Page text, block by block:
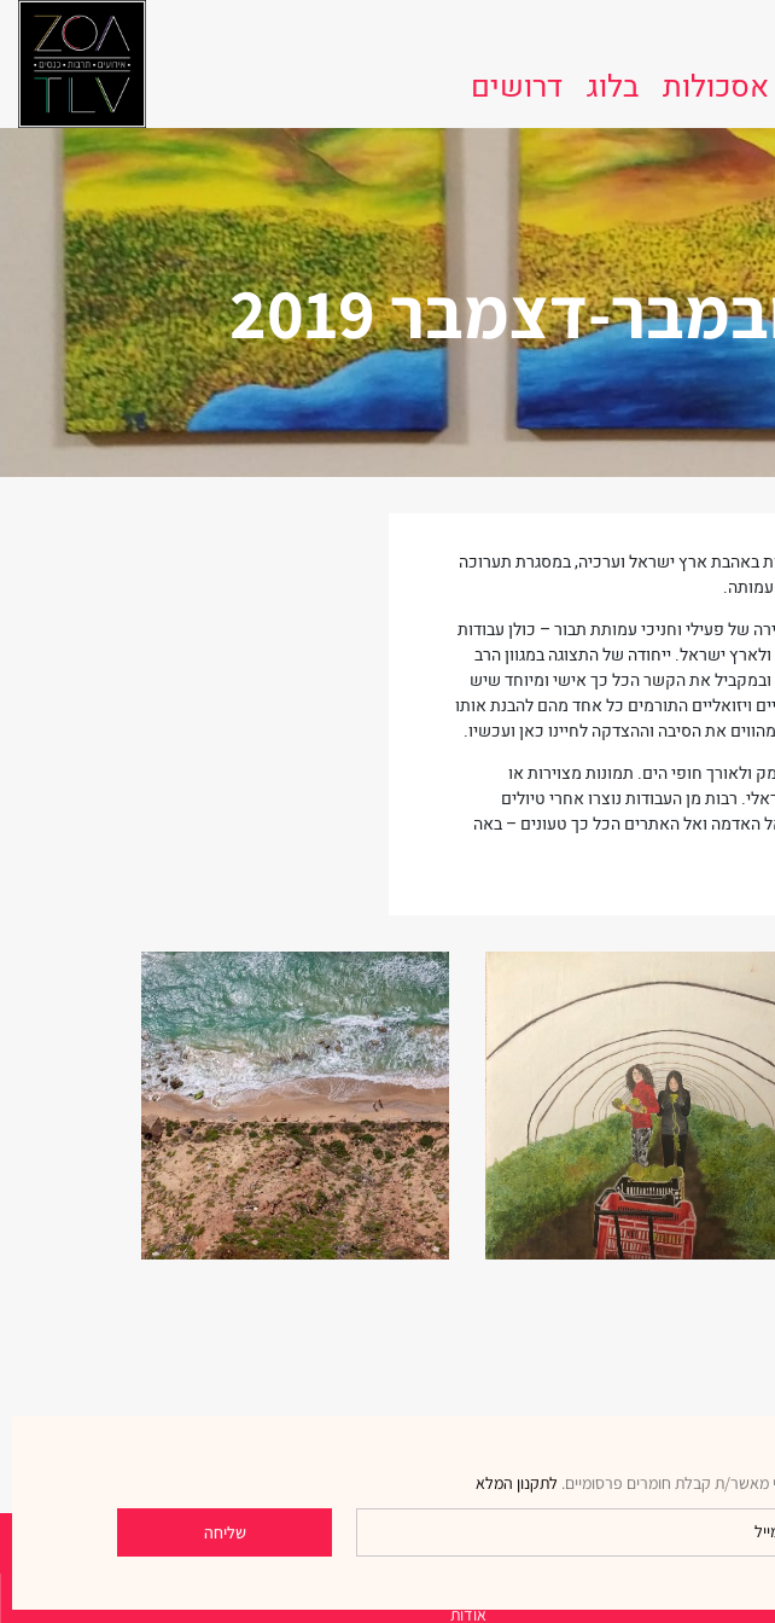
אסכולות בלוג דרושים
דצמבר 2019
באהבת ארץ ישראל וערכיה, במסגרת תערוכה
של פעילי וחניכי עמותת תבור – כולן עבודות
ישראל. ייחודה של התצוגה במגוון הרב
את הקשר הכל כך אישי ומיוחד שיש
ויזואליים התורמים כל אחד מהם להבנת אותו
את הסיבה וההצדקה לחיינו כאן ועכשיו.
ולאורך חופי הים. תמונות מצוירות או
רבות מן העבודות נוצרו אחרי טיולים
האדמה ואל האתרים הכל כך טעונים – באה
מאשר/ת קבלת חומרים פרסומיים. לתקנון המלא
שליחה
אודות